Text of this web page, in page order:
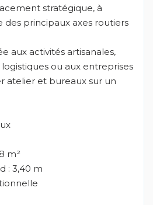
stratégique, à
principaux axes routiers
aux activités artisanales,
ou aux entreprises
atelier et bureaux sur un
m²
: 3,40 m